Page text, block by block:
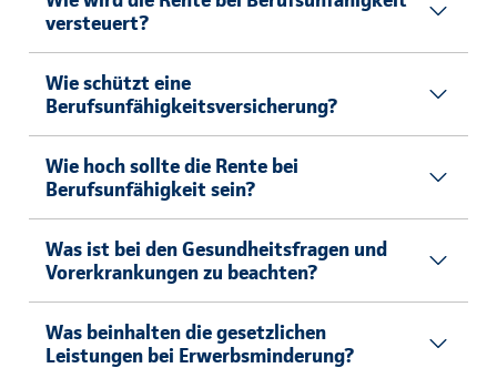
versteuert?
Wie schützt eine
Berufsunfähigkeitsversicherung?
Wie hoch sollte die Rente bei
Berufsunfähigkeit sein?
Was ist bei den Gesundheitsfragen und
Vorerkrankungen zu beachten?
Was beinhalten die gesetzlichen
Leistungen bei Erwerbsminderung?